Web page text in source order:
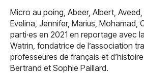
Micro au poing, Abeer, Albert,
Evelina, Jennifer, Marius, Mohamad,
parti·es en 2021 en reportage avec
Watrin, fondatrice de l’association
professeures de français et
Bertrand et Sophie Paillard.